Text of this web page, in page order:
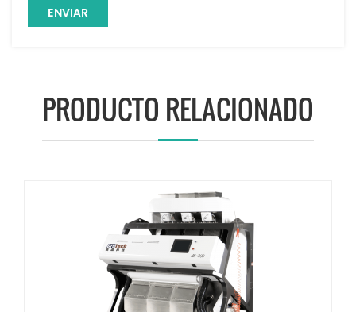
PRODUCTO RELACIONADO